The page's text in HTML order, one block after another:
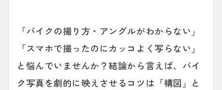
「バイクの撮り方・アングルがわからない」
「スマホで撮ったのにカッコよく写らない」
と悩んでいませんか？結論から言えば、バイ
ク写真を劇的に映えさせるコツは「構図」と